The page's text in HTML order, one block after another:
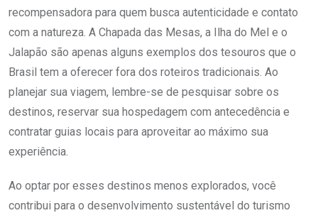
recompensadora para quem busca autenticidade e contato
com a natureza. A Chapada das Mesas, a Ilha do Mel e o
Jalapão são apenas alguns exemplos dos tesouros que o
Brasil tem a oferecer fora dos roteiros tradicionais. Ao
planejar sua viagem, lembre-se de pesquisar sobre os
destinos, reservar sua hospedagem com antecedência e
contratar guias locais para aproveitar ao máximo sua
experiência.
Ao optar por esses destinos menos explorados, você
contribui para o desenvolvimento sustentável do turismo